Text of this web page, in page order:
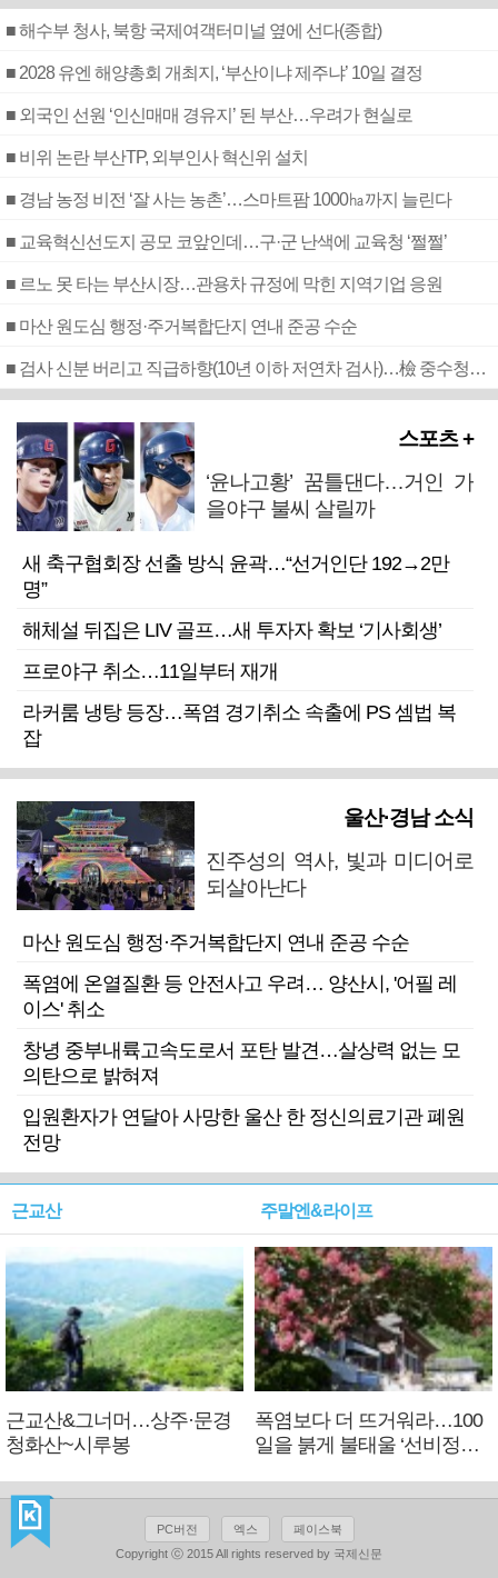
■ 해수부 청사, 북항 국제여객터미널 옆에 선다(종합)
■ 2028 유엔 해양총회 개최지, ‘부산이냐 제주냐’ 10일 결정
■ 외국인 선원 ‘인신매매 경유지’ 된 부산…우려가 현실로
■ 비위 논란 부산TP, 외부인사 혁신위 설치
■ 경남 농정 비전 ‘잘 사는 농촌’…스마트팜 1000㏊까지 늘린다
■ 교육혁신선도지 공모 코앞인데…구·군 난색에 교육청 ‘쩔쩔’
■ 르노 못 타는 부산시장…관용차 규정에 막힌 지역기업 응원
■ 마산 원도심 행정·주거복합단지 연내 준공 수순
■ 검사 신분 버리고 직급하향(10년 이하 저연차 검사)…檢 중수청행 기피
스포츠 +
‘윤나고황’ 꿈틀댄다…거인 가
을야구 불씨 살릴까
새 축구협회장 선출 방식 윤곽…“선거인단 192→2만
명”
해체설 뒤집은 LIV 골프…새 투자자 확보 ‘기사회생’
프로야구 취소…11일부터 재개
라커룸 냉탕 등장…폭염 경기취소 속출에 PS 셈법 복
잡
울산·경남 소식
진주성의 역사, 빛과 미디어로
되살아난다
마산 원도심 행정·주거복합단지 연내 준공 수순
폭염에 온열질환 등 안전사고 우려… 양산시, '어필 레
이스' 취소
창녕 중부내륙고속도로서 포탄 발견…살상력 없는 모
의탄으로 밝혀져
입원환자가 연달아 사망한 울산 한 정신의료기관 폐원
전망
근교산
근교산&그너머…상주·문경
청화산~시루봉
주말엔&라이프
폭염보다 더 뜨거워라…100
일을 붉게 불태울 ‘선비정신’
PC버전 엑스
페이스북
Copyright ⓒ 2015 All rights reserved by 국제신문